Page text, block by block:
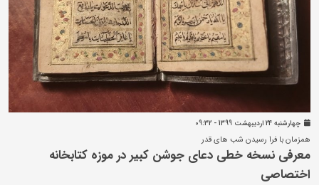
چهارشنبه 24 ارديبهشت 1399 - 09:32
همزمان با فرا رسیدن شب های قدر
معرفی نسخه خطی دعای جوشن کبیر در موزه کتابخانه
اختصاصی